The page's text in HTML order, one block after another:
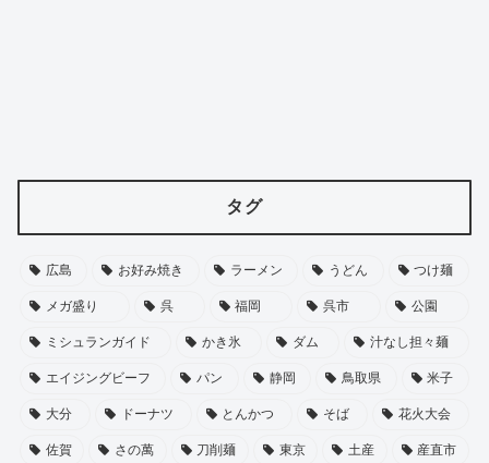
タグ
広島 お好み焼き ラーメン うどん つけ麺
メガ盛り 呉 福岡 呉市 公園
ミシュランガイド かき氷 ダム 汁なし担々麺
エイジングビーフ パン 静岡 鳥取県 米子
大分 ドーナツ とんかつ そば 花火大会
佐賀 さの萬 刀削麺 東京 土産 産直市